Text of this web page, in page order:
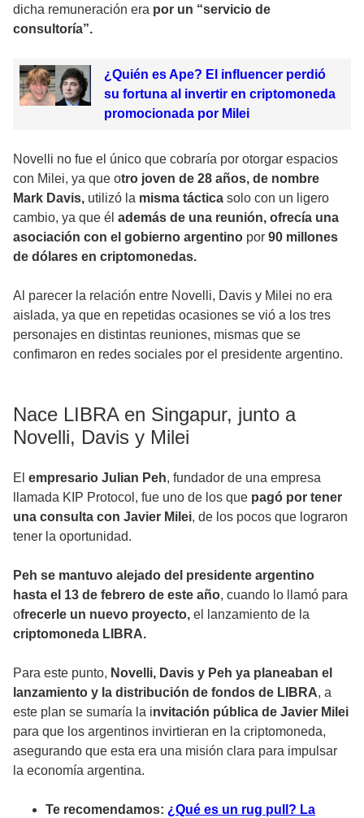
dicha remuneración era por un “servicio de
consultoría”.
¿Quién es Ape? El influencer perdió
su fortuna al invertir en criptomoneda
promocionada por Milei
Novelli no fue el único que cobraría por otorgar espacios
con Milei, ya que otro joven de 28 años, de nombre
Mark Davis, utilizó la misma táctica solo con un ligero
cambio, ya que él además de una reunión, ofrecía una
asociación con el gobierno argentino por 90 millones
de dólares en criptomonedas.
Al parecer la relación entre Novelli, Davis y Milei no era
aislada, ya que en repetidas ocasiones se vió a los tres
personajes en distintas reuniones, mismas que se
confimaron en redes sociales por el presidente argentino.
Nace LIBRA en Singapur, junto a
Novelli, Davis y Milei
El empresario Julian Peh, fundador de una empresa
llamada KIP Protocol, fue uno de los que pagó por tener
una consulta con Javier Milei, de los pocos que lograron
tener la oportunidad.
Peh se mantuvo alejado del presidente argentino
hasta el 13 de febrero de este año, cuando lo llamó para
ofrecerle un nuevo proyecto, el lanzamiento de la
criptomoneda LIBRA.
Para este punto, Novelli, Davis y Peh ya planeaban el
lanzamiento y la distribución de fondos de LIBRA, a
este plan se sumaría la invitación pública de Javier Milei
para que los argentinos invirtieran en la criptomoneda,
asegurando que esta era una misión clara para impulsar
la economía argentina.
Te recomendamos: ¿Qué es un rug pull? La